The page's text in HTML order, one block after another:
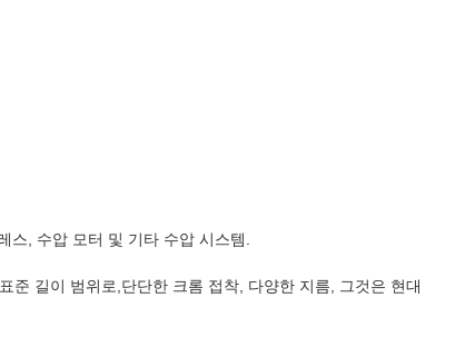
, 수압 모터 및 기타 수압 시스템.
준 길이 범위로,단단한 크롬 접착, 다양한 지름, 그것은 현대